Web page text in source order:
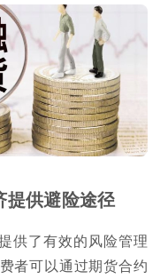
提供避险途径
供了有效的风险管理
者可以通过期货合约